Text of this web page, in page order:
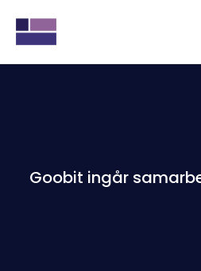
Goobit ingår